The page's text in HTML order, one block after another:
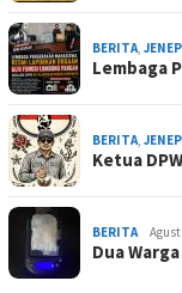
BERITA,
Lembaga
BERITA,
Ketua
BERITA
Dua